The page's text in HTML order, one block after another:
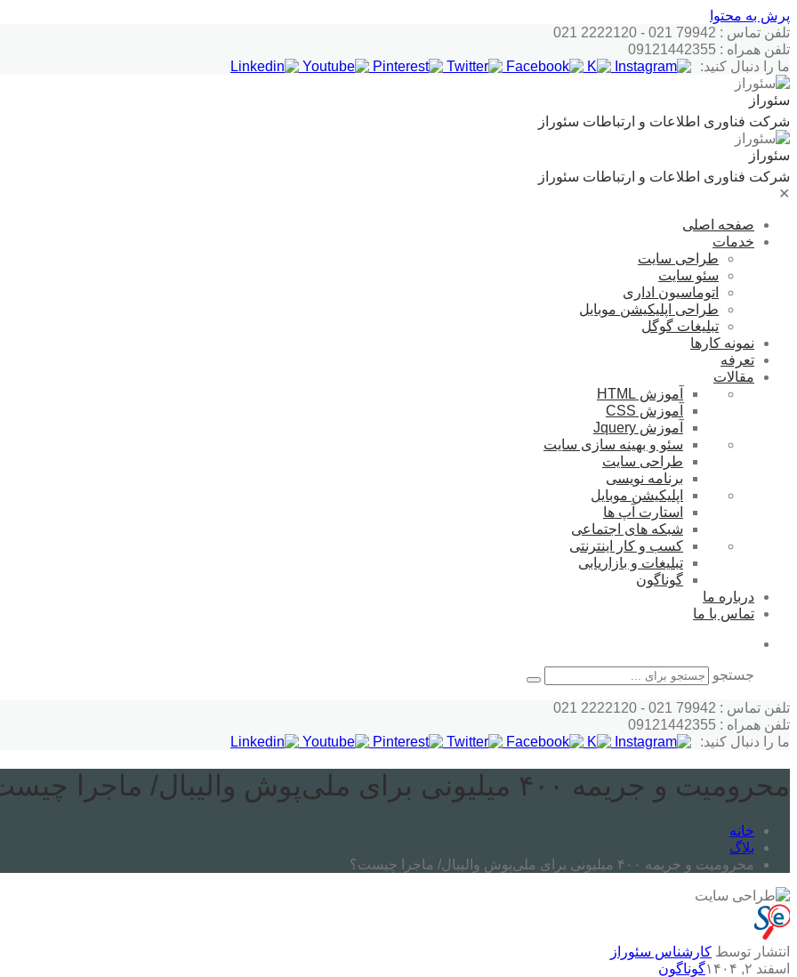
پرش به محتوا
تلفن تماس : 79942 021 - 2222120 021
تلفن همراه : 09121442355
ما را دنبال کنید:
سئوراز
شرکت فناوری اطلاعات و ارتباطات سئوراز
سئوراز
شرکت فناوری اطلاعات و ارتباطات سئوراز
✕
صفحه اصلی
خدمات
طراحی سایت
سئو سایت
اتوماسیون اداری
طراحی اپلیکیشن موبایل
تبلیغات گوگل
نمونه کارها
تعرفه
مقالات
آموزش HTML
آموزش CSS
آموزش Jquery
سئو و بهینه سازی سایت
طراحی سایت
برنامه نویسی
اپلیکیشن موبایل
استارت آپ ها
شبکه های اجتماعی
کسب و کار اینترنتی
تبلیغات و بازاریابی
گوناگون
درباره ما
تماس با ما
جستجو
تلفن تماس : 79942 021 - 2222120 021
تلفن همراه : 09121442355
ما را دنبال کنید:
محرومیت و جریمه ۴۰۰ میلیونی برای ملی‌پوش والیبال/ ماجرا چیست؟
خانه
بلاگ
محرومیت و جریمه ۴۰۰ میلیونی برای ملی‌پوش والیبال/ ماجرا چیست؟
انتشار توسط کارشناس سئوراز
اسفند ۲, ۱۴۰۴
گوناگون